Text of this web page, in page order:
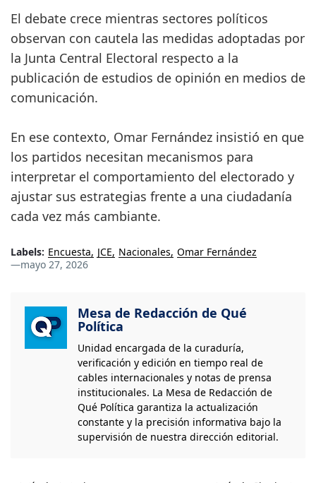
El debate crece mientras sectores políticos
observan con cautela las medidas adoptadas por
la Junta Central Electoral respecto a la
publicación de estudios de opinión en medios de
comunicación.
En ese contexto, Omar Fernández insistió en que
los partidos necesitan mecanismos para
interpretar el comportamiento del electorado y
ajustar sus estrategias frente a una ciudadanía
cada vez más cambiante.
Labels: Encuesta JCE Nacionales Omar Fernández
—mayo 27, 2026
Mesa de Redacción de Qué
Política
Unidad encargada de la curaduría,
verificación y edición en tiempo real de
cables internacionales y notas de prensa
institucionales. La Mesa de Redacción de
Qué Política garantiza la actualización
constante y la precisión informativa bajo la
supervisión de nuestra dirección editorial.